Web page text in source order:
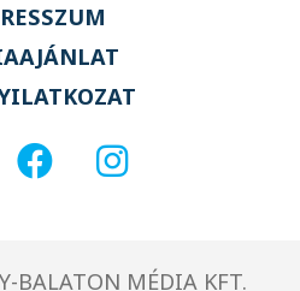
BALATON MÉDIA KFT.